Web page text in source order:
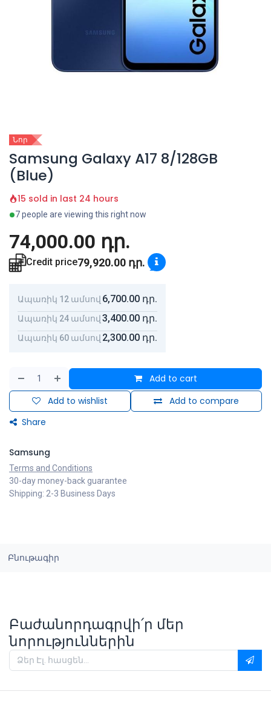
Նոր
Samsung Galaxy A17 8/128GB
(Blue)
15 sold in last 24 hours
7 people are viewing this right now
74,000.00 դր.
Credit price79,920.00 դր.
Ապառիկ 12 ամսով 6,700.00 դր.
Ապառիկ 24 ամսով 3,400.00 դր.
Ապառիկ 60 ամսով 2,300.00 դր.
Add to cart
Add to compare
Add to wishlist
Share
Samsung
Terms and Conditions
30-day money-back guarantee
Shipping: 2-3 Business Days
Բնութագիր
Բաժանորդագրվի՛ր մեր
նորություններին